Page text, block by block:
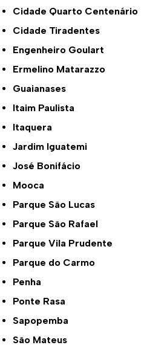
Cidade Quarto Centenário
Cidade Tiradentes
Engenheiro Goulart
Ermelino Matarazzo
Guaianases
Itaim Paulista
Itaquera
Jardim Iguatemi
José Bonifácio
Mooca
Parque São Lucas
Parque São Rafael
Parque Vila Prudente
Parque do Carmo
Penha
Ponte Rasa
Sapopemba
São Mateus